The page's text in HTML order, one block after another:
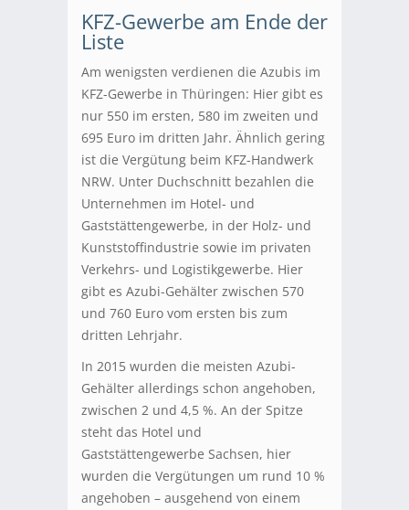
KFZ-Gewerbe am Ende der
Liste
Am wenigsten verdienen die Azubis im
KFZ-Gewerbe in Thüringen: Hier gibt es
nur 550 im ersten, 580 im zweiten und
695 Euro im dritten Jahr. Ähnlich gering
ist die Vergütung beim KFZ-Handwerk
NRW. Unter Duchschnitt bezahlen die
Unternehmen im Hotel- und
Gaststättengewerbe, in der Holz- und
Kunststoffindustrie sowie im privaten
Verkehrs- und Logistikgewerbe. Hier
gibt es Azubi-Gehälter zwischen 570
und 760 Euro vom ersten bis zum
dritten Lehrjahr.
In 2015 wurden die meisten Azubi-
Gehälter allerdings schon angehoben,
zwischen 2 und 4,5 %. An der Spitze
steht das Hotel und
Gaststättengewerbe Sachsen, hier
wurden die Vergütungen um rund 10 %
angehoben – ausgehend von einem